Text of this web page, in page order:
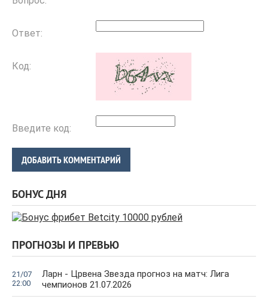
Ответ:
Код:
Введите код:
ДОБАВИТЬ КОММЕНТАРИЙ
БОНУС ДНЯ
ПРОГНОЗЫ И ПРЕВЬЮ
21/07
22:00
Ларн - Црвена Звезда прогноз на матч: Лига
чемпионов 21.07.2026